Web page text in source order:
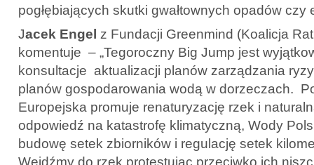
pogłębiających skutki gwałtownych opadów
Jacek Engel z Fundacji Greenmind (Koalicja
komentuje – „Tegoroczny Big Jump jest
konsultacje aktualizacji planów zarządzania
planów gospodarowania wodą w dorzeczach.
Europejska promuje renaturyzację rzek i
odpowiedź na katastrofę klimatyczną, Wody
budowę setek zbiorników i regulację setek
Wejdźmy do rzek protestując przeciwko ich